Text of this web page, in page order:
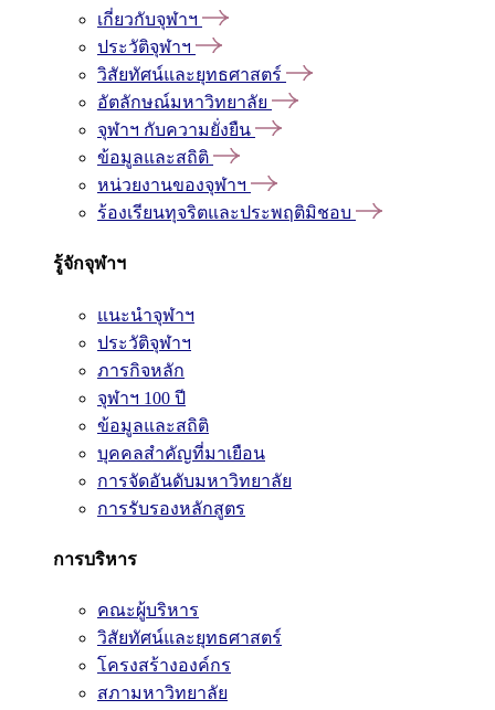
เกี่ยวกับจุฬาฯ
ประวัติจุฬาฯ
วิสัยทัศน์และยุทธศาสตร์
อัตลักษณ์มหาวิทยาลัย
จุฬาฯ กับความยั่งยืน
ข้อมูลและสถิติ
หน่วยงานของจุฬาฯ
ร้องเรียนทุจริตและประพฤติมิชอบ
รู้จักจุฬาฯ
แนะนำจุฬาฯ
ประวัติจุฬาฯ
ภารกิจหลัก
จุฬาฯ 100 ปี
ข้อมูลและสถิติ
บุคคลสำคัญที่มาเยือน
การจัดอันดับมหาวิทยาลัย
การรับรองหลักสูตร
การบริหาร
คณะผู้บริหาร
วิสัยทัศน์และยุทธศาสตร์
โครงสร้างองค์กร
สภามหาวิทยาลัย